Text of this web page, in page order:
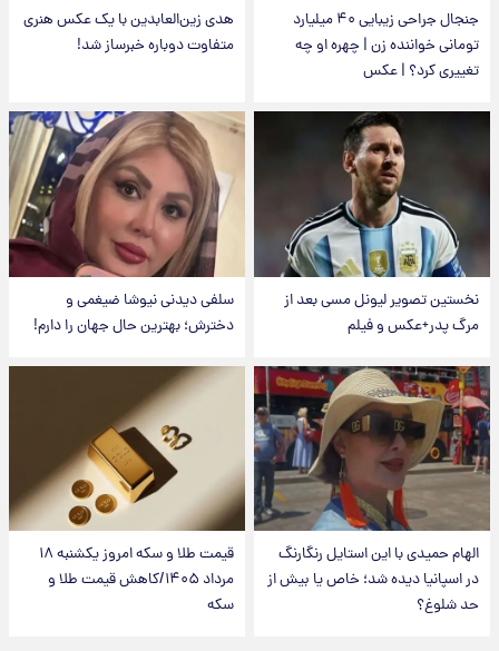
جنجال جراحی زیبایی ۴۰ میلیارد
تومانی خواننده زن | چهره او چه
تغییری کرد؟ | عکس
هدی زین‌العابدین با یک عکس هنری
متفاوت دوباره خبرساز شد!
نخستین تصویر لیونل مسی بعد از
مرگ پدر+عکس و فیلم
سلفی دیدنی نیوشا ضیغمی و
دخترش؛ بهترین حال جهان را دارم!
الهام حمیدی با این استایل رنگارنگ
در اسپانیا دیده شد؛ خاص یا بیش از
حد شلوغ؟
قیمت طلا و سکه امروز یکشنبه ۱۸
مرداد ۱۴۰۵/کاهش قیمت طلا و
سکه